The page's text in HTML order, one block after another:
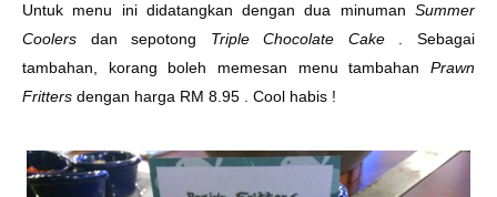
Untuk menu ini didatangkan dengan dua minuman Summer
Coolers dan sepotong Triple Chocolate Cake. Sebagai
tambahan, korang boleh memesan menu tambahan Prawn
Fritters dengan harga RM 8.95 . Cool habis !